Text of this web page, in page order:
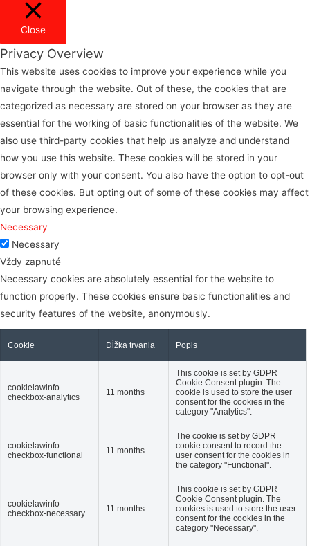
Close
Privacy Overview
This website uses cookies to improve your experience while you
navigate through the website. Out of these, the cookies that are
categorized as necessary are stored on your browser as they are
essential for the working of basic functionalities of the website. We
also use third-party cookies that help us analyze and understand
how you use this website. These cookies will be stored in your
browser only with your consent. You also have the option to opt-out
of these cookies. But opting out of some of these cookies may affect
your browsing experience.
Necessary
Necessary
Vždy zapnuté
Necessary cookies are absolutely essential for the website to
function properly. These cookies ensure basic functionalities and
security features of the website, anonymously.
Cookie Dĺžka trvania Popis
cookielawinfo-
checkbox-analytics
11 months
This cookie is set by GDPR
Cookie Consent plugin. The
cookie is used to store the user
consent for the cookies in the
category "Analytics".
cookielawinfo-
checkbox-functional
11 months
The cookie is set by GDPR
cookie consent to record the
user consent for the cookies in
the category "Functional".
cookielawinfo-
checkbox-necessary
11 months
This cookie is set by GDPR
Cookie Consent plugin. The
cookies is used to store the user
consent for the cookies in the
category "Necessary".